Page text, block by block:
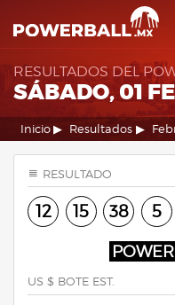
RESULTADOS DEL
SÁBADO, 01
Inicio Resultados
RESULTADO
12 15 38 5
POWER
US $ BOTE EST.